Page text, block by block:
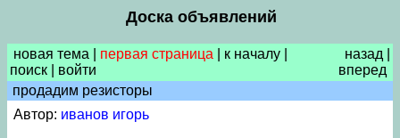
Доска объявлений
новая тема первая страница к началу
поиск
войти
назад
вперед
продадим резисторы
Автор: иванов игорь